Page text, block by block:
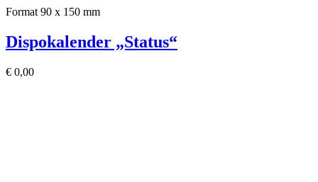
Format 90 x 150 mm
Dispokalender „Status“
€ 0,00